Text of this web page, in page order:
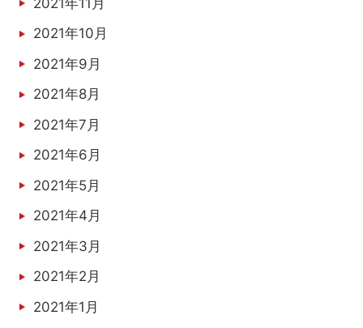
2021年10月
2021年9月
2021年8月
2021年7月
2021年6月
2021年5月
2021年4月
2021年3月
2021年2月
2021年1月